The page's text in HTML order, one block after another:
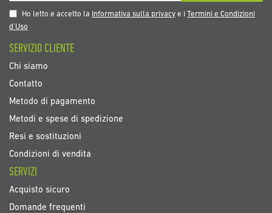
nostra
Newsletter:
Ho letto e accetto la Informativa sulla privacy e iTermini e Condizioni
d’Uso
SERVIZIO CLIENTE
Chi siamo
Contatto
Metodo di pagamento
Metodi e spese di spedizione
Resi e sostituzioni
Condizioni di vendita
SERVIZI
Acquisto sicuro
Domande frequenti